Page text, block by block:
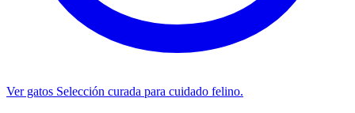
Ver gatos Selección curada para cuidado felino.